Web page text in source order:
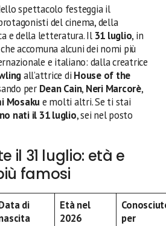
spettacolo festeggia il
del cinema, della
e della letteratura. Il 31 luglio, in
accomuna alcuni dei nomi più
e italiano: dalla creatrice
all’attrice di House of the
per Dean Cain, Neri Marcorè,
Mosakue molti altri. Se ti stai
nati il 31 luglio, sei nel posto
il 31 luglio: età e
famosi
di
Età nel
2026
per